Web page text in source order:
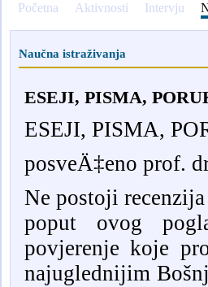
Početna Aktivnosti Intervju
Naučna istraživanja
ESEJI, PISMA,
ESEJI, PISMA,
posveÄ‡eno prof.
Ne postoji
poput ovog
povjerenje koje
najuglednijim